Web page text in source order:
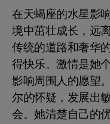
在天蝎座的水星影
境中茁壮成长，远
传统的道路和奢华
得快乐。激情是她
影响周围人的愿望
尔的怀疑，发展出
会。她清楚自己的